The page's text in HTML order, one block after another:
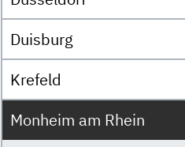
Duisburg
Krefeld
Monheim am Rhein